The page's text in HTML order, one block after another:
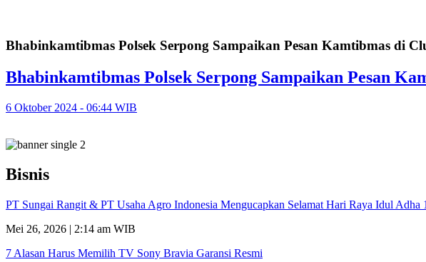
Bhabinkamtibmas Polsek Serpong Sampaikan Pesan Kamtibmas di
Bhabinkamtibmas Polsek Serpong Sampaikan Pesan
6 Oktober 2024 - 06:44 WIB
Bisnis
PT Sungai Rangit & PT Usaha Agro Indonesia Mengucapkan Selamat Hari Raya Idul Adha
Mei 26, 2026 | 2:14 am WIB
7 Alasan Harus Memilih TV Sony Bravia Garansi Resmi